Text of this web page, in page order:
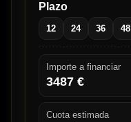
Plazo
12 24 36 48
Importe a financiar
3487 €
Cuota estimada